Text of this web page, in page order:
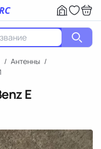
/ Антенны /
E